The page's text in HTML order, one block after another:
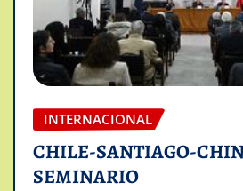
INTERNACIONAL
CHILE-SANTIAGO-
SEMINARIO